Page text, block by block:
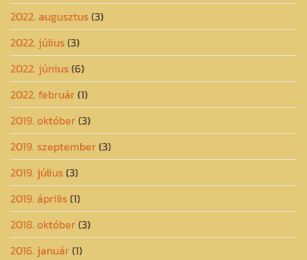
2022. augusztus(3)
2022. július(3)
2022. június(6)
2022. február(1)
2019. október(3)
2019. szeptember(3)
2019. július(3)
2019. április(1)
2018. október(3)
2016. január(1)